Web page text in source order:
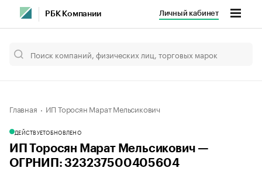
РБК Компании Личный кабинет
Главная ИП Торосян Марат Мельсикович
ДЕЙСТВУЕТОБНОВЛЕНО
ИП Торосян Марат Мельсикович —
ОГРНИП: 323237500405604